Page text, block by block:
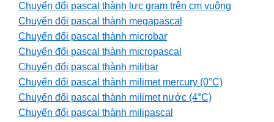
Chuyển đổi pascal thành lực gram trên cm vuông
Chuyển đổi pascal thành megapascal
Chuyển đổi pascal thành microbar
Chuyển đổi pascal thành micropascal
Chuyển đổi pascal thành milibar
Chuyển đổi pascal thành milimet mercury (0°C)
Chuyển đổi pascal thành milimet nước (4°C)
Chuyển đổi pascal thành milipascal